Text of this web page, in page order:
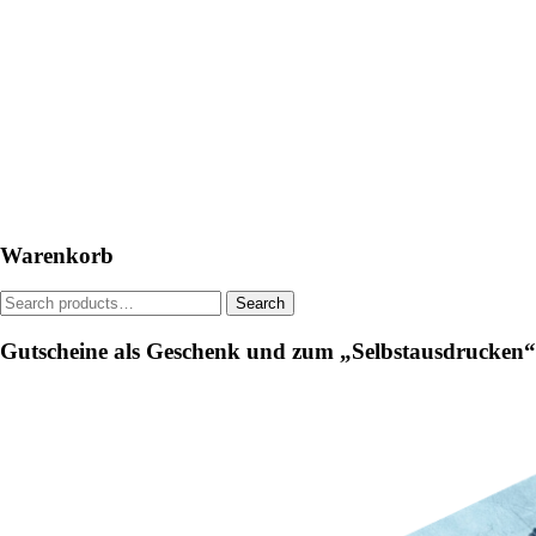
Warenkorb
Search
Search
Gutscheine als Geschenk und zum „Selbstausdrucken“